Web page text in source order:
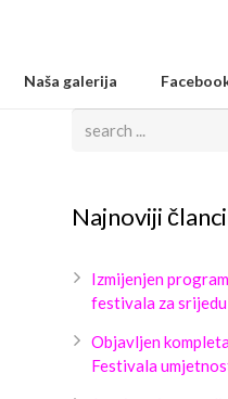
Naša galerija
Najnoviji članci
Izmijenjen
festivala za
Objavljen
Festivala